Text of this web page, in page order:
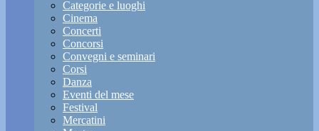
Categorie e luoghi
Cinema
Concerti
Concorsi
Convegni e seminari
Corsi
Danza
Eventi del mese
Festival
Mercatini